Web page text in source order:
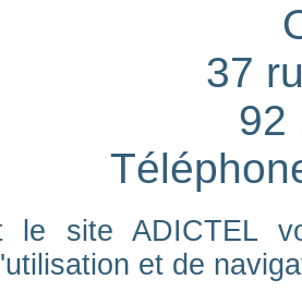
37
92
le site ADICTEL
et de